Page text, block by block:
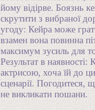
йому відірве. Боязнь
скрутити з вибраної
угоду: Кейра може
взамен вона повинна
максимум зусиль для
Результат в
актрисою, хоча їй до
сценарії. Погодитеся,
не викликати пошани.